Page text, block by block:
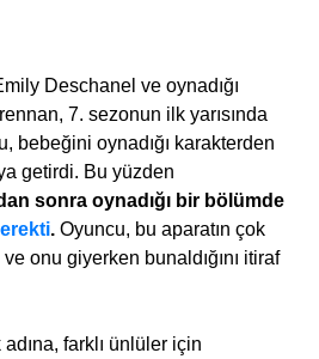
Deschanel ve oynadığı
7. sezonun ilk yarısında
bebeğini oynadığı karakterden
getirdi. Bu yüzden
sonra oynadığı bir bölümde
. Oyuncu, bu aparatın çok
onu giyerken bunaldığını itiraf
farklı ünlüler için